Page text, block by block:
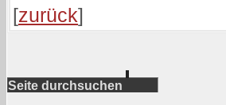
[zurück]
Seite durchsuchen